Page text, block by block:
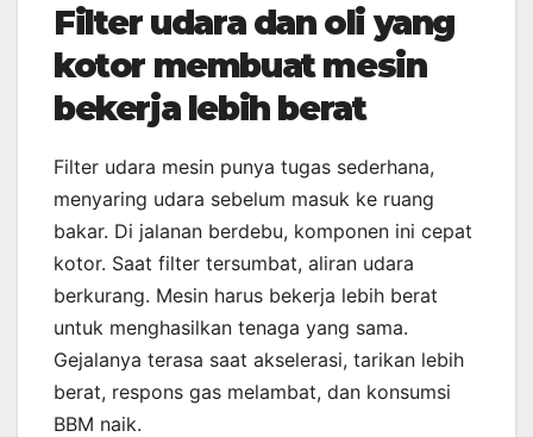
Filter udara dan oli yang
kotor membuat mesin
bekerja lebih berat
Filter udara mesin punya tugas sederhana,
menyaring udara sebelum masuk ke ruang
bakar. Di jalanan berdebu, komponen ini cepat
kotor. Saat filter tersumbat, aliran udara
berkurang. Mesin harus bekerja lebih berat
untuk menghasilkan tenaga yang sama.
Gejalanya terasa saat akselerasi, tarikan lebih
berat, respons gas melambat, dan konsumsi
BBM naik.